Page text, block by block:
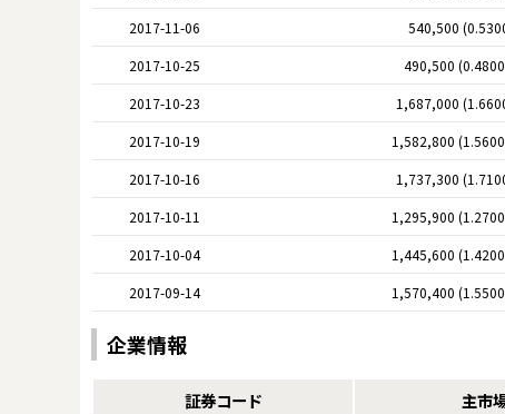
2017-11-06
540,500
2017-10-25
490,500
2017-10-23
1,687,000
2017-10-19
1,582,800
2017-10-16
1,737,300
2017-10-11
1,295,900
2017-10-04
1,445,600
2017-09-14
1,570,400
企業情報
証券コード 主市